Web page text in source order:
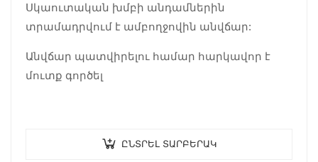
Սկաուտական խմբի անդամներին
տրամադրվում է ամբողջովին անվճար:
Անվճար պատվիրելու համար հարկավոր է
մուտք գործել
ԸՆՏՐԵԼ ՏԱՐԲԵՐԱԿ